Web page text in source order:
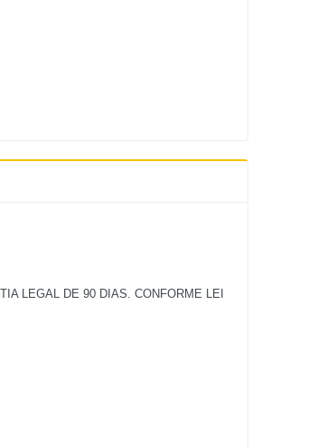
LEGAL DE 90 DIAS. CONFORME LEI